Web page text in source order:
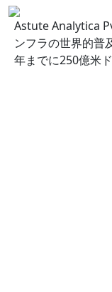
Astute Analytica
ンフラの世界的普
年までに250億米